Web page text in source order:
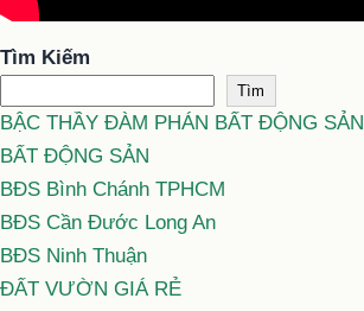
Tìm Kiếm
Tìm
BẬC THẦY ĐÀM PHÁN BẤT ĐỘNG SẢN
BẤT ĐỘNG SẢN
BĐS Bình Chánh TPHCM
BĐS Cần Đước Long An
BĐS Ninh Thuận
ĐẤT VƯỜN GIÁ RẺ